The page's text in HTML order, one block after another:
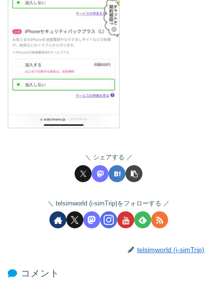
シェアする
telsimworld (i-simTrip)をフォローする
telsimworld (i-simTrip)
コメント